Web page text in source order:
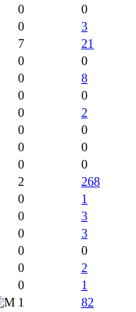
0 0
0 3
7 21
0 0
0 8
0 0
0 2
0 0
0 0
0 0
2 268
0 1
0 3
0 3
0 0
0 2
0 1
1 82